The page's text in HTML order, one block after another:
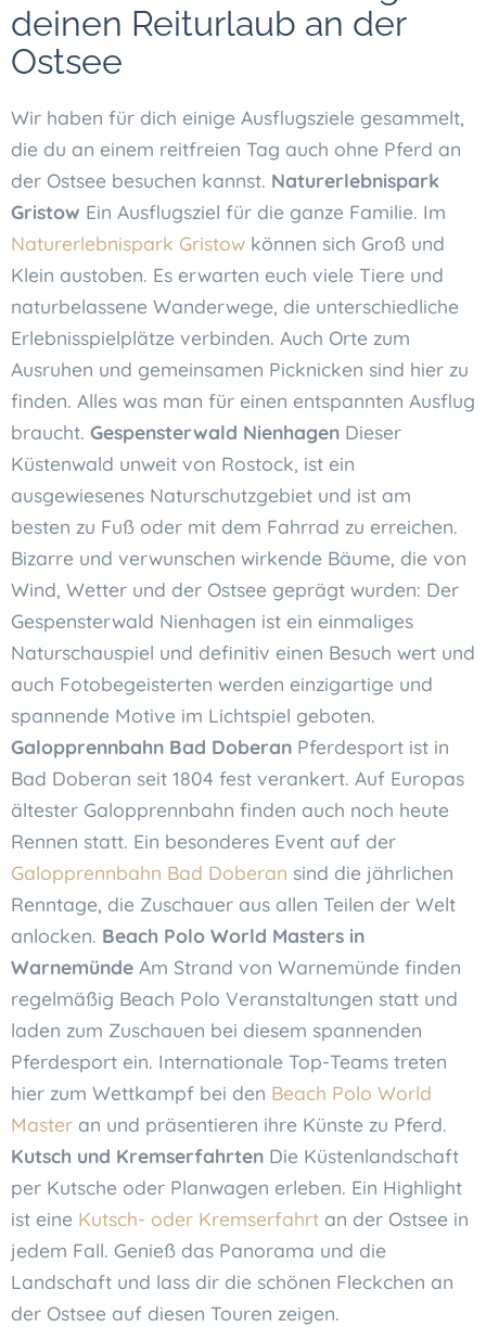
deinen Reiturlaub an der
Ostsee
Wir haben für dich einige Ausflugsziele gesammelt,
die du an einem reitfreien Tag auch ohne Pferd an
der Ostsee besuchen kannst. Naturerlebnispark
Gristow Ein Ausflugsziel für die ganze Familie. Im
Naturerlebnispark Gristow können sich Groß und
Klein austoben. Es erwarten euch viele Tiere und
naturbelassene Wanderwege, die unterschiedliche
Erlebnisspielplätze verbinden. Auch Orte zum
Ausruhen und gemeinsamen Picknicken sind hier zu
finden. Alles was man für einen entspannten Ausflug
braucht. Gespensterwald Nienhagen Dieser
Küstenwald unweit von Rostock, ist ein
ausgewiesenes Naturschutzgebiet und ist am
besten zu Fuß oder mit dem Fahrrad zu erreichen.
Bizarre und verwunschen wirkende Bäume, die von
Wind, Wetter und der Ostsee geprägt wurden: Der
Gespensterwald Nienhagen ist ein einmaliges
Naturschauspiel und definitiv einen Besuch wert und
auch Fotobegeisterten werden einzigartige und
spannende Motive im Lichtspiel geboten.
Galopprennbahn Bad Doberan Pferdesport ist in
Bad Doberan seit 1804 fest verankert. Auf Europas
ältester Galopprennbahn finden auch noch heute
Rennen statt. Ein besonderes Event auf der
Galopprennbahn Bad Doberan sind die jährlichen
Renntage, die Zuschauer aus allen Teilen der Welt
anlocken. Beach Polo World Masters in
Warnemünde Am Strand von Warnemünde finden
regelmäßig Beach Polo Veranstaltungen statt und
laden zum Zuschauen bei diesem spannenden
Pferdesport ein. Internationale Top-Teams treten
hier zum Wettkampf bei den Beach Polo World
Master an und präsentieren ihre Künste zu Pferd.
Kutsch und Kremserfahrten Die Küstenlandschaft
per Kutsche oder Planwagen erleben. Ein Highlight
ist eine Kutsch- oder Kremserfahrt an der Ostsee in
jedem Fall. Genieß das Panorama und die
Landschaft und lass dir die schönen Fleckchen an
der Ostsee auf diesen Touren zeigen.